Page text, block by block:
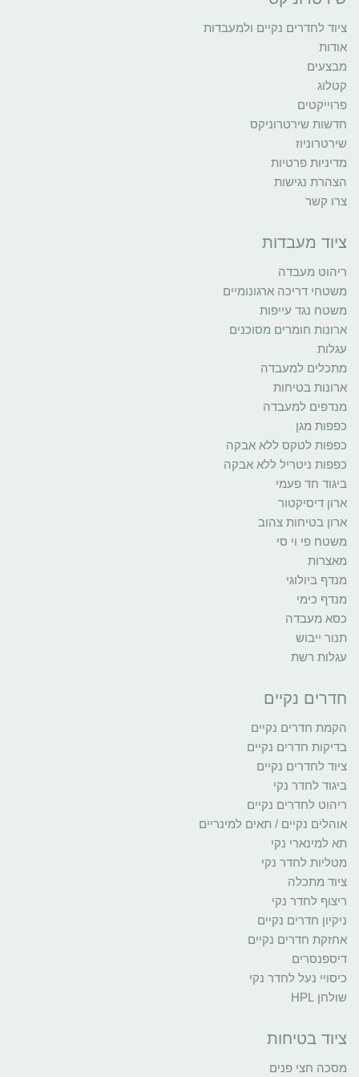
ציוד לחדרים נקיים ולמעבדות
אודות
מבצעים
קטלוג
פרוייקטים
חדשות שירטרוניקס
שירטרוניוז
מדיניות פרטיות
הצהרת נגישות
צרו קשר
ציוד מעבדות
ריהוט מעבדה
משטחי דריכה ארגונומיים
משטח נגד עייפות
ארונות חומרים מסוכנים
עגלות
מתכלים למעבדה
ארונות בטיחות
מנדפים למעבדה
כפפות מגן
כפפות לטקס ללא אבקה
כפפות ניטריל ללא אבקה
ביגוד חד פעמי
ארון דיסיקטור
ארון בטיחות צהוב
משטח פי וי סי
מאצרות
מנדף ביולוגי
מנדף כימי
כסא מעבדה
תנור ייבוש
עגלות רשת
חדרים נקיים
הקמת חדרים נקיים
בדיקות חדרים נקיים
ציוד לחדרים נקיים
ביגוד לחדר נקי
ריהוט לחדרים נקיים
אוהלים נקיים / תאים למינריים
תא למינארי נקי
מטליות לחדר נקי
ציוד מתכלה
ריצוף לחדר נקי
ניקיון חדרים נקיים
אחזקת חדרים נקיים
דיספנסרים
כיסויי נעל לחדר נקי
שולחן HPL
ציוד בטיחות
מסכה חצי פנים